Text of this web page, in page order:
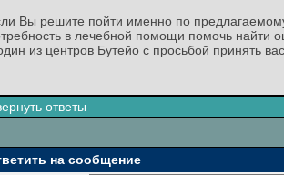
Вы решите пойти именно по
в лечебной помощи помочь найти
из центров Бутейо с просьбой принять
ответы
на сообщение